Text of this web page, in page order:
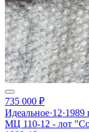
735 000 ₽
Идеальное·12·1989
МЦ 110-12 - лот